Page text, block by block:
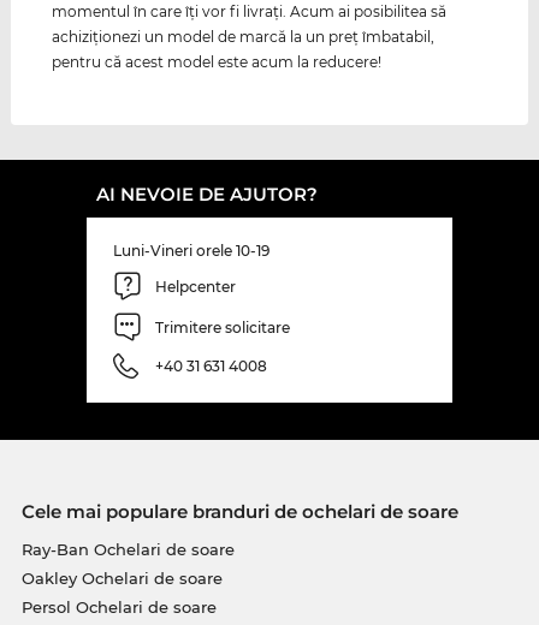
momentul în care îţi vor fi livraţi. Acum ai posibilitea să
achiziţionezi un model de marcă la un preţ îmbatabil,
pentru că acest model este acum la reducere!
AI NEVOIE DE AJUTOR?
Luni-Vineri orele 10-19
Helpcenter
Trimitere solicitare
+40 31 631 4008
Cele mai populare branduri de ochelari de soare
Ray-Ban Ochelari de soare
Oakley Ochelari de soare
Persol Ochelari de soare